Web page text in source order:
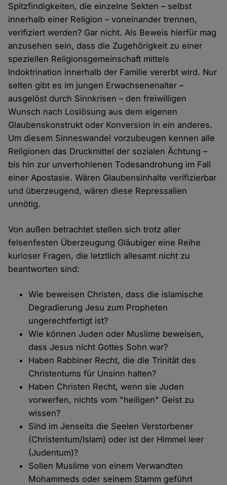
Spitzfindigkeiten, die einzelne Sekten – selbst
innerhalb einer Religion – voneinander trennen,
verifiziert werden? Gar nicht. Als Beweis hierfür mag
anzusehen sein, dass die Zugehörigkeit zu einer
speziellen Religionsgemeinschaft mittels
Indoktrination innerhalb der Familie vererbt wird. Nur
selten gibt es im jungen Erwachsenenalter –
ausgelöst durch Sinnkrisen – den freiwilligen
Wunsch nach Loslösung aus dem eigenen
Glaubenskonstrukt oder Konversion in ein anderes.
Um diesem Sinneswandel vorzubeugen kennen alle
Religionen das Druckmittel der sozialen Ächtung –
bis hin zur unverhohlenen Todesandrohung im Fall
einer Apostasie. Wären Glaubensinhalte verifizierbar
und überzeugend, wären diese Repressalien
unnötig.
Von außen betrachtet stellen sich trotz aller
felsenfesten Überzeugung Gläubiger eine Reihe
kurioser Fragen, die letztlich allesamt nicht zu
beantworten sind:
Wie beweisen Christen, dass die islamische
Degradierung Jesu zum Propheten
ungerechtfertigt ist?
Wie können Juden oder Muslime beweisen,
dass Jesus nicht Gottes Sohn war?
Haben Rabbiner Recht, die die Trinität des
Christentums für Unsinn halten?
Haben Christen Recht, wenn sie Juden
vorwerfen, nichts vom "heiligen" Geist zu
wissen?
Sind im Jenseits die Seelen Verstorbener
(Christentum/Islam) oder ist der Himmel leer
(Judentum)?
Sollen Muslime von einem Verwandten
Mohammeds oder seinem Stamm geführt